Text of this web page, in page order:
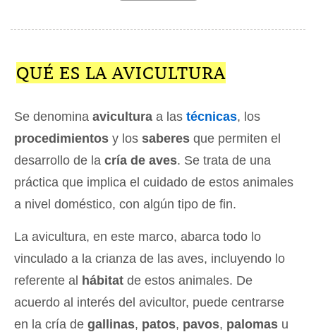
QUÉ ES LA AVICULTURA
Se denomina avicultura a las técnicas, los
procedimientos y los saberes que permiten el
desarrollo de la cría de aves. Se trata de una
práctica que implica el cuidado de estos animales
a nivel doméstico, con algún tipo de fin.
La avicultura, en este marco, abarca todo lo
vinculado a la crianza de las aves, incluyendo lo
referente al hábitat de estos animales. De
acuerdo al interés del avicultor, puede centrarse
en la cría de gallinas, patos, pavos, palomas u